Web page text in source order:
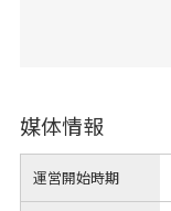
媒体情報
運営開始時期